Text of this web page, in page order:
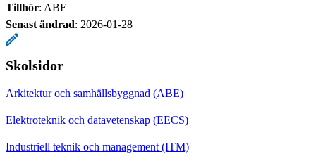
Tillhör: ABE
Senast ändrad: 2026-01-28
Skolsidor
Arkitektur och samhällsbyggnad (ABE)
Elektroteknik och datavetenskap (EECS)
Industriell teknik och management (ITM)